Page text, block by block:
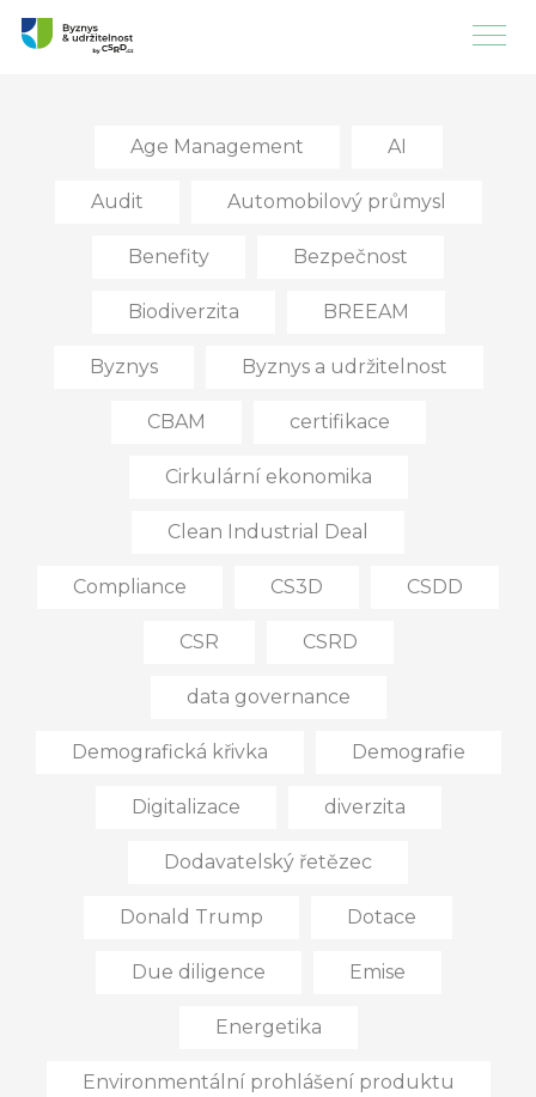
Age Management AI
Audit Automobilový průmysl
Benefity Bezpečnost
Biodiverzita BREEAM
Byznys Byznys a udržitelnost
CBAM certifikace
Cirkulární ekonomika
Clean Industrial Deal
Compliance CS3D CSDD
CSR CSRD
data governance
Demografická křivka Demografie
Digitalizace diverzita
Dodavatelský řetězec
Donald Trump Dotace
Due diligence Emise
Energetika
Environmentální prohlášení produktu